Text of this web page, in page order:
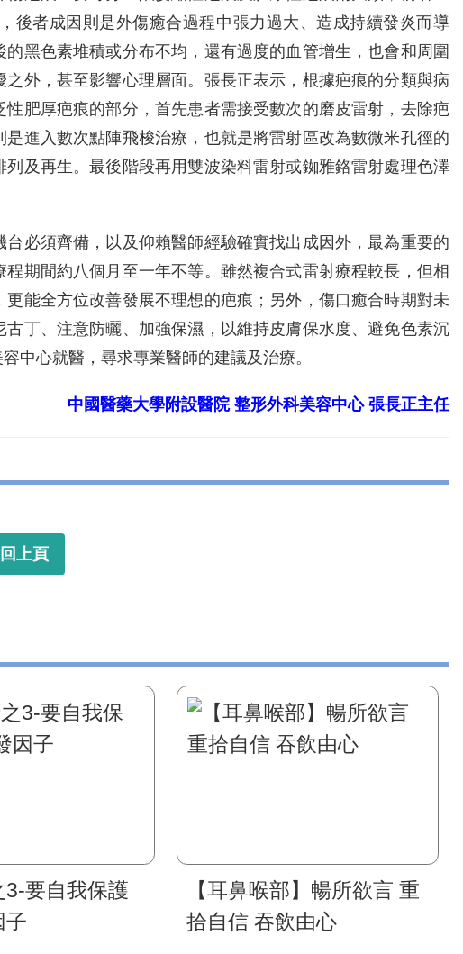
後者成因則是外傷癒合過程中張力過大、造成持續發炎而導
黑色素堆積或分布不均，還有過度的血管增生，也會和周圍
外，甚至影響心理層面。張長正表示，根據疤痕的分類與病
肥厚疤痕的部分，首先患者需接受數次的磨皮雷射，去除疤
進入數次點陣飛梭治療，也就是將雷射區改為數微米孔徑的
及再生。最後階段再用雙波染料雷射或銣雅鉻雷射處理色澤
須齊備，以及仰賴醫師經驗確實找出成因外，最為重要的
期間約八個月至一年不等。雖然複合式雷射療程較長，但相
能全方位改善發展不理想的疤痕；另外，傷口癒合時期對未
丁、注意防曬、加強保濕，以維持皮膚保水度、避免色素沉
中心就醫，尋求專業醫師的建議及治療。
中國醫藥大學附設醫院 整形外科美容中心 張長正主任
回上頁
3-要自我保護
子
【耳鼻喉部】暢所欲言 重
拾自信 吞飲由心